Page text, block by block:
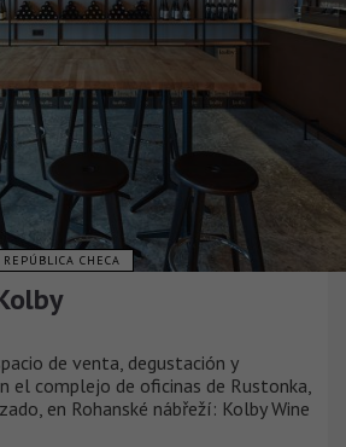
REPÚBLICA CHECA
de venta, degustación y
el complejo de oficinas de Rustonka,
en Rohanské nábřeží: Kolby Wine